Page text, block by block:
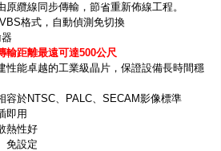
盜貼紙
原纜線同步傳輸，節省重新佈線工程。
格式，自動偵測免切換
輸距離最遠可達500公尺
性能卓越的工業級晶片，保證設備長時間穩
容於NTSC、PALC、SECAM影像標準
即用
熱性好
免設定